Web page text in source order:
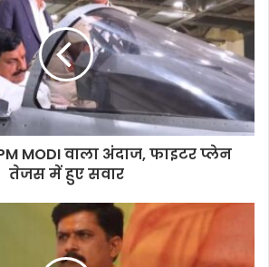
MODI वाला अंदाज, फाइटर प्लेन
तेजस में हुए सवार